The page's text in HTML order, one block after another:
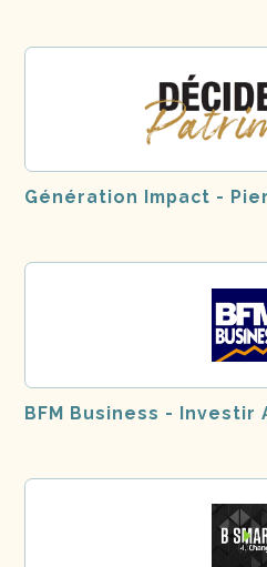
Génération Impact -
BFM Business - Investir